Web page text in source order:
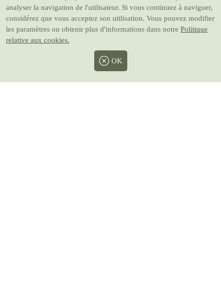
analyser la navigation de l'utilisateur. Si vous continuez à naviguer,
considérez que vous acceptez son utilisation. Vous pouvez modifier
les paramètres ou obtenir plus d'informations dans notre Politique
relative aux cookies.
OK